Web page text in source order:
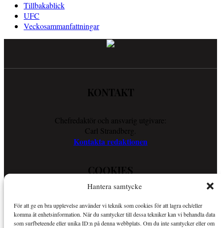
Hantera samtycke
För att ge en bra upplevelse använder vi teknik som cookies för att lagra och/eller
komma åt enhetsinformation. När du samtycker till dessa tekniker kan vi behandla data
som surfbeteende eller unika ID:n på denna webbplats. Om du inte samtycker eller om
Tillbakablick
UFC
Veckosammanfattningar
KONTAKT
Chefredaktör och ansvarig utgivare:
Carl Strandberg.
Kontakta redaktionen
COOKIES
din läsupplevelse.
Så använder vi cookies